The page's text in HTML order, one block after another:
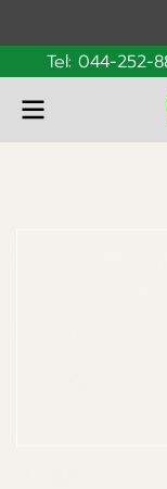
Tel: 044-252-